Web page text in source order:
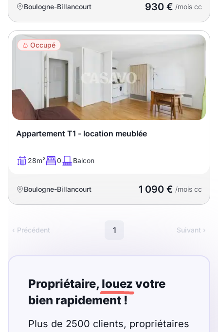
Ascenseur Gardien
Local à vélo
Disponible à partir du
Promotions
Mettre en avant les
Boulogne-Billancourt 930 € /mois cc
Occupé
Appartement T1 - location meublée
28m² 0 Balcon
Boulogne-Billancourt 1 090 € /mois cc
‹ Précédent 1 Suivant ›
Propriétaire, louez votre
bien rapidement !
Plus de 2500 clients, propriétaires